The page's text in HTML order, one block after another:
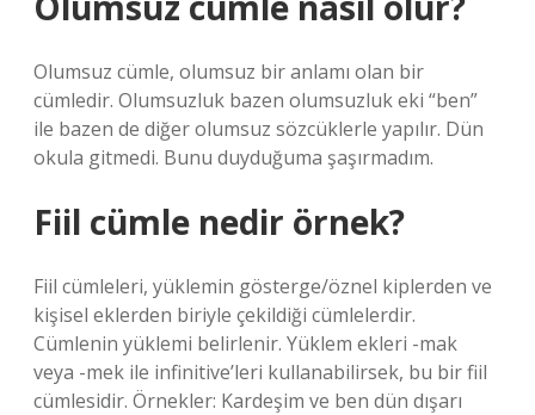
Olumsuz cümle, olumsuz bir anlamı olan bir
cümledir. Olumsuzluk bazen olumsuzluk eki “ben”
ile bazen de diğer olumsuz sözcüklerle yapılır. Dün
okula gitmedi. Bunu duyduğuma şaşırmadım.
Fiil cümle nedir örnek?
Fiil cümleleri, yüklemin gösterge/öznel kiplerden ve
kişisel eklerden biriyle çekildiği cümlelerdir.
Cümlenin yüklemi belirlenir. Yüklem ekleri -mak
veya -mek ile infinitive’leri kullanabilirsek, bu bir fiil
cümlesidir. Örnekler: Kardeşim ve ben dün dışarı